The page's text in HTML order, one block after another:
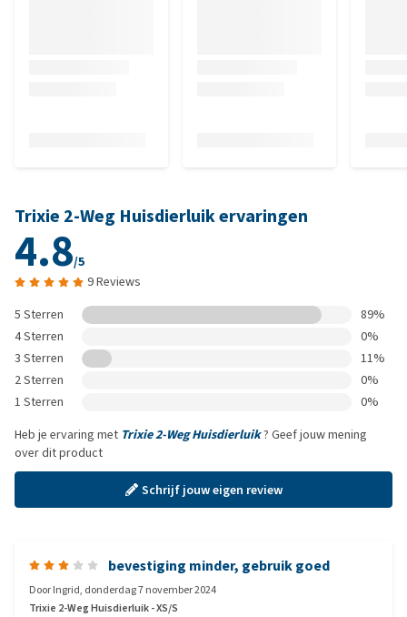
Trixie 2-Weg Huisdierluik ervaringen
4.8/5
9 Reviews
5 Sterren
89%
4 Sterren
0%
3 Sterren
11%
2 Sterren
0%
1 Sterren
0%
Heb je ervaring met Trixie 2-Weg Huisdierluik? Geef jouw mening
over dit product
Schrijf jouw eigen review
bevestiging minder, gebruik goed
DoorIngrid, donderdag 7 november 2024
Trixie 2-Weg Huisdierluik - XS/S